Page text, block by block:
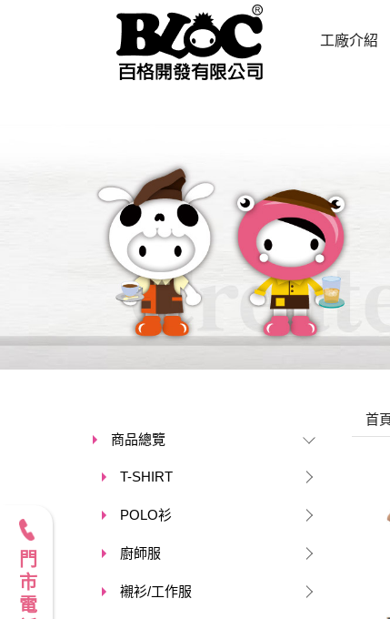
工廠介紹
商品總覽
T-SHIRT
POLO衫
廚師服
襯衫/工作服
首
門市電話